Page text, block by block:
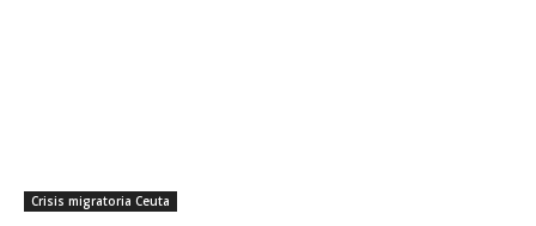
Crisis migratoria Ceuta